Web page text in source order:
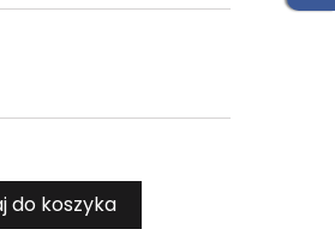
do koszyka